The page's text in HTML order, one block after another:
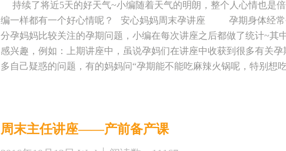
持续了将近5天的好天气~小编随着天气的明朗，整个人心情也是
编一样都有一个好心情呢？ 安心妈妈周末孕讲座 孕期身体经常
分孕妈妈比较关注的孕期问题，小编在每次讲座之后都做了统计~其
感兴趣，例如：上期讲座中，虽说孕妈们在讲座中收获到很多有关
多自己疑惑的问题，有的妈妈问“孕期能不能吃麻辣火锅呢，特别想
量身定制的课程哦！ 不过本周可不是只有这一个活动~在周日下午
周末主任讲座——产前备产课